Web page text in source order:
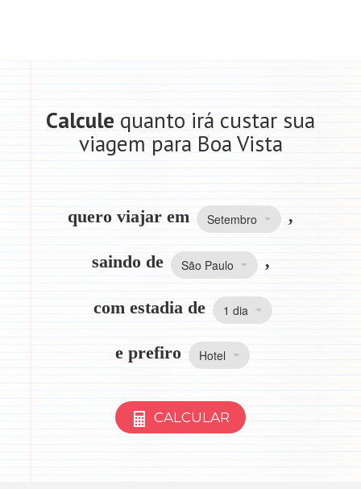
Calcule quanto irá custar sua
viagem para Boa Vista
quero viajar em Setembro ,
saindo de São Paulo ,
com estadia de 1 dia
e prefiro Hotel
CALCULAR